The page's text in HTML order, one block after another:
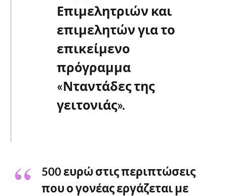
Επιμελητριών και
επιμελητών για το
επικείμενο
πρόγραμμα
«Νταντάδες της
γειτονιάς».
500 ευρώ στις περιπτώσεις
που ο γονέας εργάζεται με